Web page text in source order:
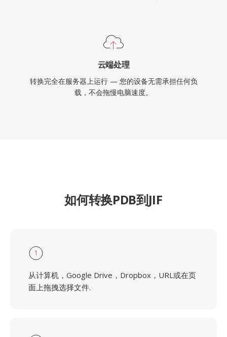
云端处理
转换完全在服务器上运行 — 您的设备无需承担任何负
载，不会拖慢电脑速度。
如何转换PDB到JIF
1
从计算机，Google Drive，Dropbox，URL或在页
面上拖拽选择文件.